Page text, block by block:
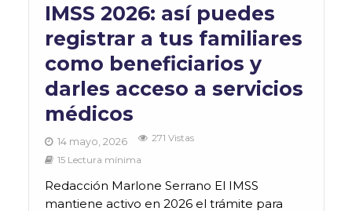
IMSS 2026: así puedes
registrar a tus familiares
como beneficiarios y
darles acceso a servicios
médicos
14 mayo, 2026
271 Vistas
15 Lectura mínima
Redacción Marlone Serrano El IMSS
mantiene activo en 2026 el trámite para